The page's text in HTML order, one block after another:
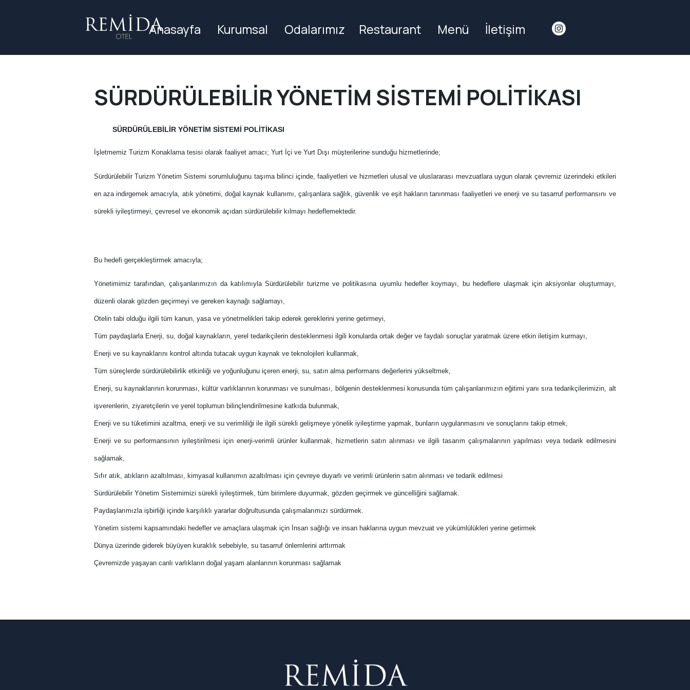
SÜRDÜRÜLEBİLİR YÖNETİM SİSTEMİ POLİTİKASI
SÜRDÜRÜLEBİLİR YÖNETİM SİSTEMİ POLİTİKASI
İşletmemiz Turizm Konaklama tesisi olarak faaliyet amacı; Yurt İçi ve Yurt Dışı müşterilerine sunduğu hizmetlerinde;
Sürdürülebilir Turizm Yönetim Sistemi sorumluluğunu taşıma bilinci içinde, faaliyetleri ve hizmetleri ulusal ve uluslararası mevzuatlara uygun olarak çevremiz üzerindeki etkileri
en aza indirgemek amacıyla, atık yönetimi, doğal kaynak kullanımı, çalışanlara sağlık, güvenlik ve eşit hakların tanınması faaliyetleri ve enerji ve su tasarruf performansını ve
sürekli iyileştirmeyi, çevresel ve ekonomik açıdan sürdürülebilir kılmayı hedeflemektedir.
Bu hedefi gerçekleştirmek amacıyla;
Yönetimimiz tarafından, çalışanlarımızın da katılımıyla Sürdürülebilir turizme ve politikasına uyumlu hedefler koymayı, bu hedeflere ulaşmak için aksiyonlar oluşturmayı,
düzenli olarak gözden geçirmeyi ve gereken kaynağı sağlamayı,
Otelin tabi olduğu ilgili tüm kanun, yasa ve yönetmelikleri takip ederek gereklerini yerine getirmeyi,
Tüm paydaşlarla Enerji, su, doğal kaynakların, yerel tedarikçilerin desteklenmesi ilgili konularda ortak değer ve faydalı sonuçlar yaratmak üzere etkin iletişim kurmayı,
Enerji ve su kaynaklarını kontrol altında tutacak uygun kaynak ve teknolojileri kullanmak,
Tüm süreçlerde sürdürülebilirlik etkinliği ve yoğunluğunu içeren enerji, su, satın alma performans değerlerini yükseltmek,
Enerji, su kaynaklarının korunması, kültür varlıklarının korunması ve sunulması, bölgenin desteklenmesi konusunda tüm çalışanlarımızın eğitimi yanı sıra tedarikçilerimizin, alt
işverenlerin, ziyaretçilerin ve yerel toplumun bilinçlendirilmesine katkıda bulunmak,
Enerji ve su tüketimini azaltma, enerji ve su verimliliği ile ilgili sürekli gelişmeye yönelik iyileştirme yapmak, bunların uygulanmasını ve sonuçlarını takip etmek,
Enerji ve su performansının iyileştirilmesi için enerji-verimli ürünler kullanmak, hizmetlerin satın alınması ve ilgili tasarım çalışmalarının yapılması veya tedarik edilmesini
sağlamak,
Sıfır atık, atıkların azaltılması, kimyasal kullanımın azaltılması için çevreye duyarlı ve verimli ürünlerin satın alınması ve tedarik edilmesi
Sürdürülebilir Yönetim Sistemimizi sürekli iyileştirmek, tüm birimlere duyurmak, gözden geçirmek ve güncelliğini sağlamak.
Paydaşlarımızla işbirliği içinde karşılıklı yararlar doğrultusunda çalışmalarımızı sürdürmek.
Yönetim sistemi kapsamındaki hedefler ve amaçlara ulaşmak için İnsan sağlığı ve insan haklarına uygun mevzuat ve yükümlülükleri yerine getirmek
Dünya üzerinde giderek büyüyen kuraklık sebebiyle, su tasarruf önlemlerini arttırmak
Çevremizde yaşayan canlı varlıkların doğal yaşam alanlarının korunması sağlamak
Anasayfa Kurumsal Odalarımız Restaurant Menü İletişim